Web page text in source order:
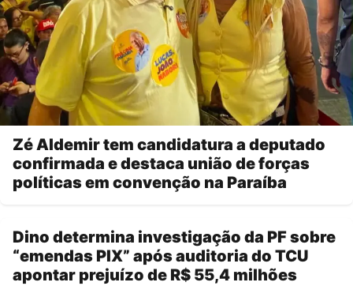
Zé Aldemir tem candidatura a deputado
confirmada e destaca união de forças
políticas em convenção na Paraíba
Dino determina investigação da PF sobre
“emendas PIX” após auditoria do TCU
apontar prejuízo de R$ 55,4 milhões